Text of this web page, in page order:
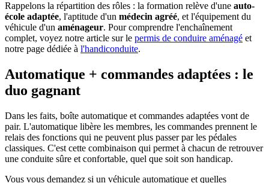
Rappelons la répartition des rôles : la formation relève d'une auto-
école adaptée, l'aptitude d'un médecin agréé, et l'équipement du
véhicule d'un aménageur. Pour comprendre l'enchaînement
complet, voyez notre article sur le permis de conduire aménagé et
notre page dédiée à l'handiconduite.
Automatique + commandes adaptées : le
duo gagnant
Dans les faits, boîte automatique et commandes adaptées vont de
pair. L'automatique libère les membres, les commandes prennent le
relais des fonctions qui ne peuvent plus passer par les pédales
classiques. C'est cette combinaison qui permet à chacun de retrouver
une conduite sûre et confortable, quel que soit son handicap.
Vous vous demandez si un véhicule automatique et quelles